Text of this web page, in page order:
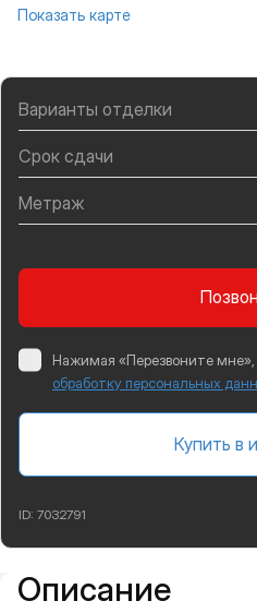
Показать карте
Варианты отделки
Срок сдачи
Метраж
Нажимая «Перезвоните мне»,
обработку персональных
Купить в
ID: 7032791
Подробная информация
Описание